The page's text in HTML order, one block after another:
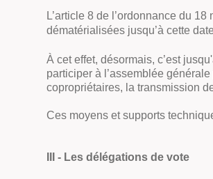
L’article 8 de l’ordonnance du
dématérialisées jusqu’à cette
À cet effet, désormais, c’est
participer à l’assemblée
copropriétaires, la transmission
Ces moyens et supports
III - Les délégations de vote